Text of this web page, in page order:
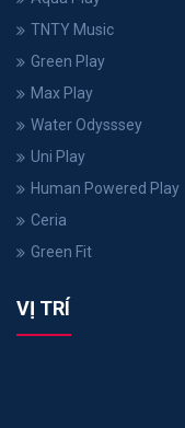
TNTY Music
Green Play
Max Play
Water Odysssey
Uni Play
Human Powered Play
Ceria
Green Fit
VỊ TRÍ